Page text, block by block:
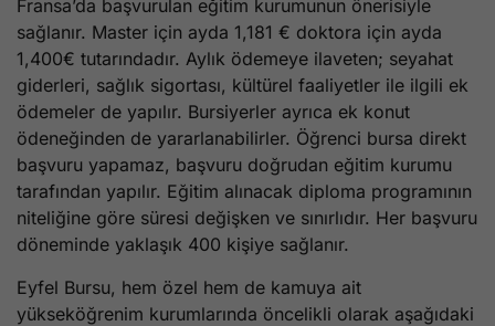
Fransa’da başvurulan eğitim kurumunun önerisiyle
sağlanır. Master için ayda 1,181 € doktora için ayda
1,400€ tutarındadır. Aylık ödemeye ilaveten; seyahat
giderleri, sağlık sigortası, kültürel faaliyetler ile ilgili ek
ödemeler de yapılır. Bursiyerler ayrıca ek konut
ödeneğinden de yararlanabilirler. Öğrenci bursa direkt
başvuru yapamaz, başvuru doğrudan eğitim kurumu
tarafından yapılır. Eğitim alınacak diploma programının
niteliğine göre süresi değişken ve sınırlıdır. Her başvuru
döneminde yaklaşık 400 kişiye sağlanır.
Eyfel Bursu, hem özel hem de kamuya ait
yükseköğrenim kurumlarında öncelikli olarak aşağıdaki